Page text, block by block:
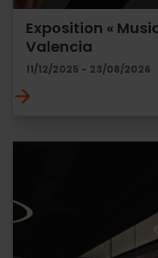
Exposition «
Valencia
11/12/2025 - 23/08/2026